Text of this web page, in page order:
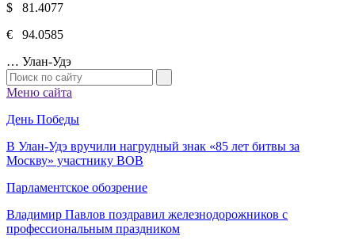
$ 81.4077
€ 94.0585
… Улан-Удэ
Меню сайта
День Победы
В Улан-Удэ вручили нагрудный знак «85 лет битвы за
Москву» участнику ВОВ
Парламентское обозрение
Владимир Павлов поздравил железнодорожников с
профессиональным праздником